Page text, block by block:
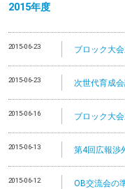
2015年度
2015-06-23 ブロック大
2015-06-23 次世代育成
2015-06-16 ブロック大
2015-06-13 第4回広報渉
2015-06-12 OB交流会の